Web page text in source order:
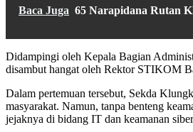
Baca Juga 65 Narapidana Rutan
Didampingi oleh Kepala Bagian
disambut hangat oleh Rektor STIKOM
Dalam pertemuan tersebut, Sekda
masyarakat. Namun, tanpa benteng
jejaknya di bidang IT dan keamanan